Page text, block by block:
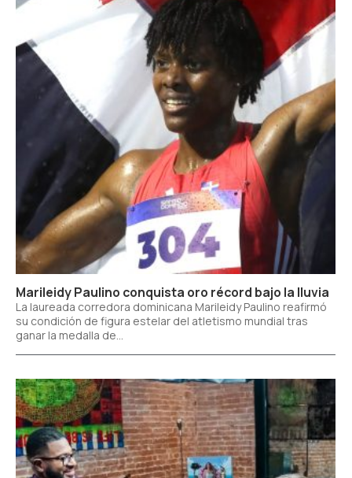
Marileidy Paulino conquista oro récord bajo la lluvia
La laureada corredora dominicana Marileidy Paulino reafirmó
su condición de figura estelar del atletismo mundial tras
ganar la medalla de...